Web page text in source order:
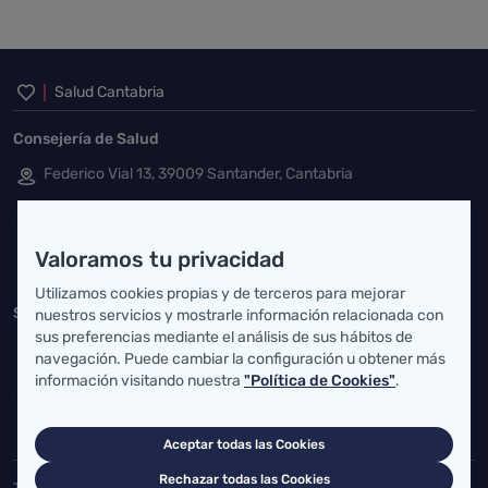
Inicio del pie de página
Salud Cantabria
Consejería de Salud
Federico Vial 13, 39009 Santander, Cantabria
942208130 942395562
Servicio Cántabro de Salud
Cardenal Herrera Oria, S/N 39011 Santander, Cantabria
buzgen.dg@scsalud.es
942202770 942202772
Valoramos tu privacidad
Utilizamos cookies propias y de terceros para mejorar
nuestros servicios y mostrarle información relacionada con
sus preferencias mediante el análisis de sus hábitos de
navegación. Puede cambiar la configuración u obtener más
información visitando nuestra "Política de Cookies".
Aceptar todas las Cookies
Rechazar todas las Cookies